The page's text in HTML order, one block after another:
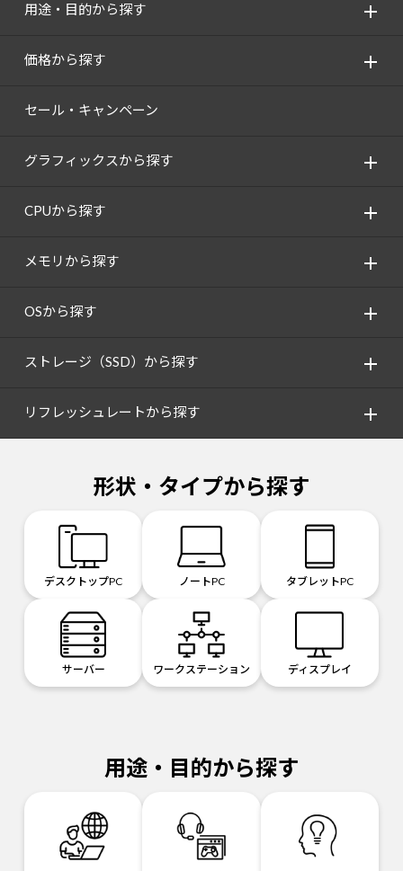
用途・目的から探す
価格から探す
セール・キャンペーン
グラフィックスから探す
CPUから探す
メモリから探す
OSから探す
ストレージ（SSD）から探す
リフレッシュレートから探す
形状・タイプから探す
デスクトップPC ノートPC タブレットPC
サーバー ワークステーション ディスプレイ
用途・目的から探す